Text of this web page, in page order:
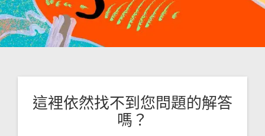
這裡依然找不到您問題的解答
嗎？